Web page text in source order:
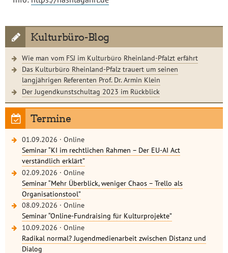
Kulturbüro-Blog
Wie man vom FSJ im Kulturbüro Rheinland-Pfalzt erfährt
Das Kulturbüro Rheinland-Pfalz trauert um seinen
langjährigen Referenten Prof. Dr. Armin Klein
Der Jugendkunstschultag 2023 im Rückblick
Termine
01.09.2026 · Online
Seminar “KI im rechtlichen Rahmen – Der EU-AI Act
verständlich erklärt”
02.09.2026 · Online
Seminar “Mehr Überblick, weniger Chaos – Trello als
Organisationstool”
08.09.2026 · Online
Seminar “Online-Fundraising für Kulturprojekte”
10.09.2026 · Online
Radikal normal? Jugendmedienarbeit zwischen Distanz und
Dialog